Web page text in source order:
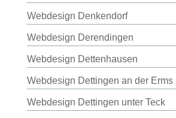
Webdesign Denkendorf
Webdesign Derendingen
Webdesign Dettenhausen
Webdesign Dettingen an der Erms
Webdesign Dettingen unter Teck